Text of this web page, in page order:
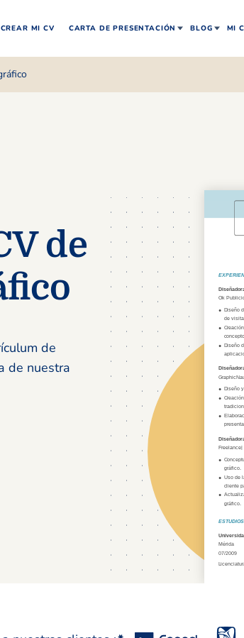
CREAR MI CV CARTA DE PRESENTACIÓN BLOG MI
de
de
de nuestra